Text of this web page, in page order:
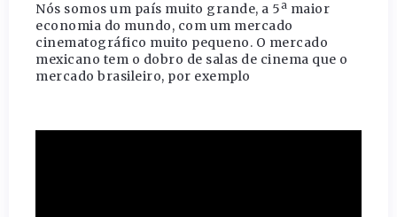
Nós somos um país muito grande, a 5ª maior
economia do mundo, com um mercado
cinematográfico muito pequeno. O mercado
mexicano tem o dobro de salas de cinema que o
mercado brasileiro, por exemplo